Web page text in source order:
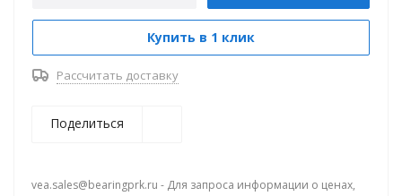
Купить в 1 клик
Рассчитать доставку
Поделиться
vea.sales@bearingprk.ru - Для запроса информации о ценах,